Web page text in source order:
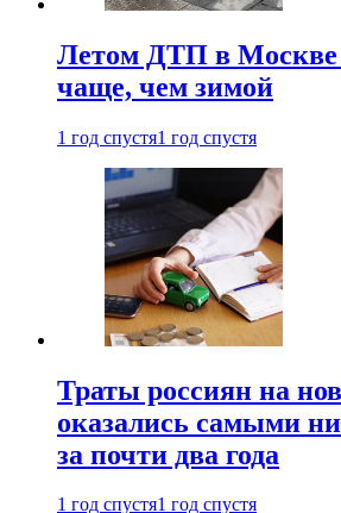
Летом ДТП в Москве
чаще, чем зимой
1 год спустя1 год спустя
Траты россиян на
оказались самыми
за почти два года
1 год спустя1 год спустя